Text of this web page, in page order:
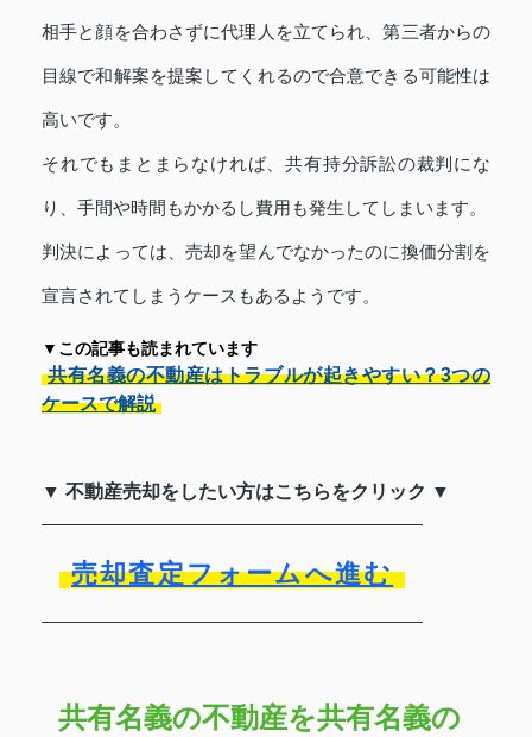
相手と顔を合わさずに代理人を立てられ、第三者からの
目線で和解案を提案してくれるので合意できる可能性は
高いです。
それでもまとまらなければ、共有持分訴訟の裁判にな
り、手間や時間もかかるし費用も発生してしまいます。
判決によっては、売却を望んでなかったのに換価分割を
宣言されてしまうケースもあるようです。
▼この記事も読まれています
共有名義の不動産はトラブルが起きやすい？3つの
ケースで解説
▼ 不動産売却をしたい方はこちらをクリック ▼
売却査定フォームへ進む
共有名義の不動産を共有名義の